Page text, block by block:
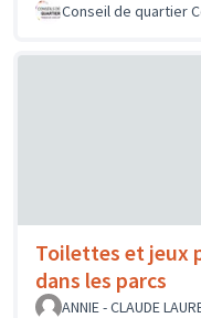
Conseil de quartier
Toilettes et jeux
dans les parcs
ANNIE - CLAUDE